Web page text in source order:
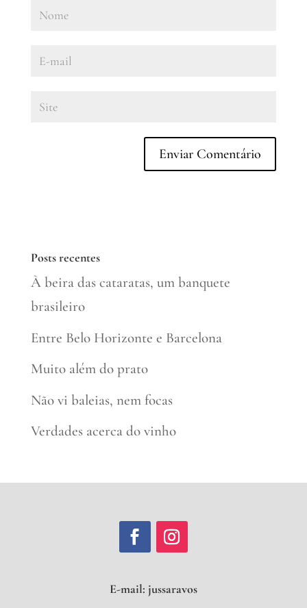
Posts recentes
À beira das cataratas, um banquete
brasileiro
Entre Belo Horizonte e Barcelona
Muito além do prato
Não vi baleias, nem focas
Verdades acerca do vinho
E-mail:juss